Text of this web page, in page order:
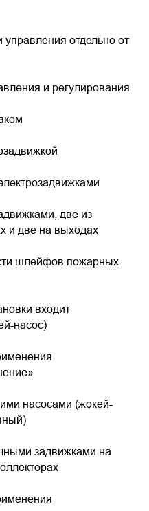
отдельно от
и регулирования
две из
и две на выходах
шлейфов пожарных
входит
насос)
насосами (жокей-
задвижками на